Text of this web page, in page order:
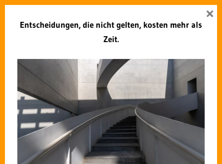
Zum
Zukunft Verwaltung Menü
Konflikte im Team – Störfeuer
oder Zündfunke?
3. SEPTEMBER 2024
ROLF DINDORF
KOMMENTAR HINTERLASSEN
Entscheidungen, die nicht gelten, kosten mehr als
Zeit.
×